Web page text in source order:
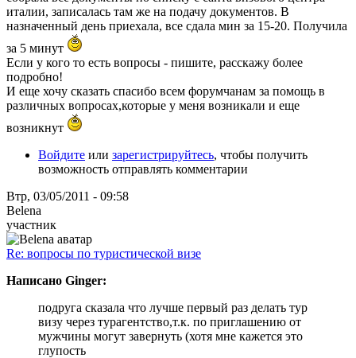
италии, записалась там же на подачу документов. В
назначенный день приехала, все сдала мин за 15-20. Получила
за 5 минут
Если у кого то есть вопросы - пишите, расскажу более
подробно!
И еще хочу сказать спасибо всем форумчанам за помощь в
различных вопросах,которые у меня возникали и еще
возникнут
Войдите или зарегистрируйтесь, чтобы получить
возможность отправлять комментарии
Втр, 03/05/2011 - 09:58
Belena
участник
Re: вопросы по туристической визе
Написано Ginger:
подруга сказала что лучше первый раз делать тур
визу через турагентство,т.к. по приглашению от
мужчины могут завернуть (хотя мне кажется это
глупость